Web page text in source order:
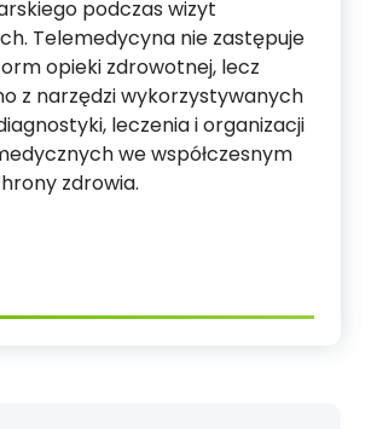
podczas wizyt
Telemedycyna nie zastępuje
opieki zdrowotnej, lecz
z narzędzi wykorzystywanych
leczenia i organizacji
we współczesnym
zdrowia.